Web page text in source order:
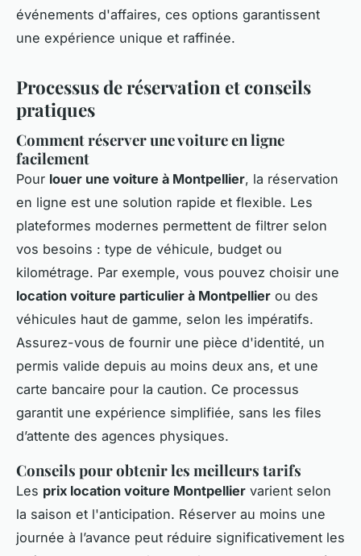
événements d'affaires, ces options garantissent
une expérience unique et raffinée.
Processus de réservation et conseils
pratiques
Comment réserver une voiture en ligne
facilement
Pour louer une voiture à Montpellier, la réservation
en ligne est une solution rapide et flexible. Les
plateformes modernes permettent de filtrer selon
vos besoins : type de véhicule, budget ou
kilométrage. Par exemple, vous pouvez choisir une
location voiture particulier à Montpellier ou des
véhicules haut de gamme, selon les impératifs.
Assurez-vous de fournir une pièce d'identité, un
permis valide depuis au moins deux ans, et une
carte bancaire pour la caution. Ce processus
garantit une expérience simplifiée, sans les files
d’attente des agences physiques.
Conseils pour obtenir les meilleurs tarifs
Les prix location voiture Montpellier varient selon
la saison et l'anticipation. Réserver au moins une
journée à l’avance peut réduire significativement les